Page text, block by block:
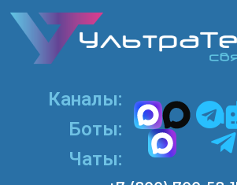
Каналы:
Боты:​
Чаты: